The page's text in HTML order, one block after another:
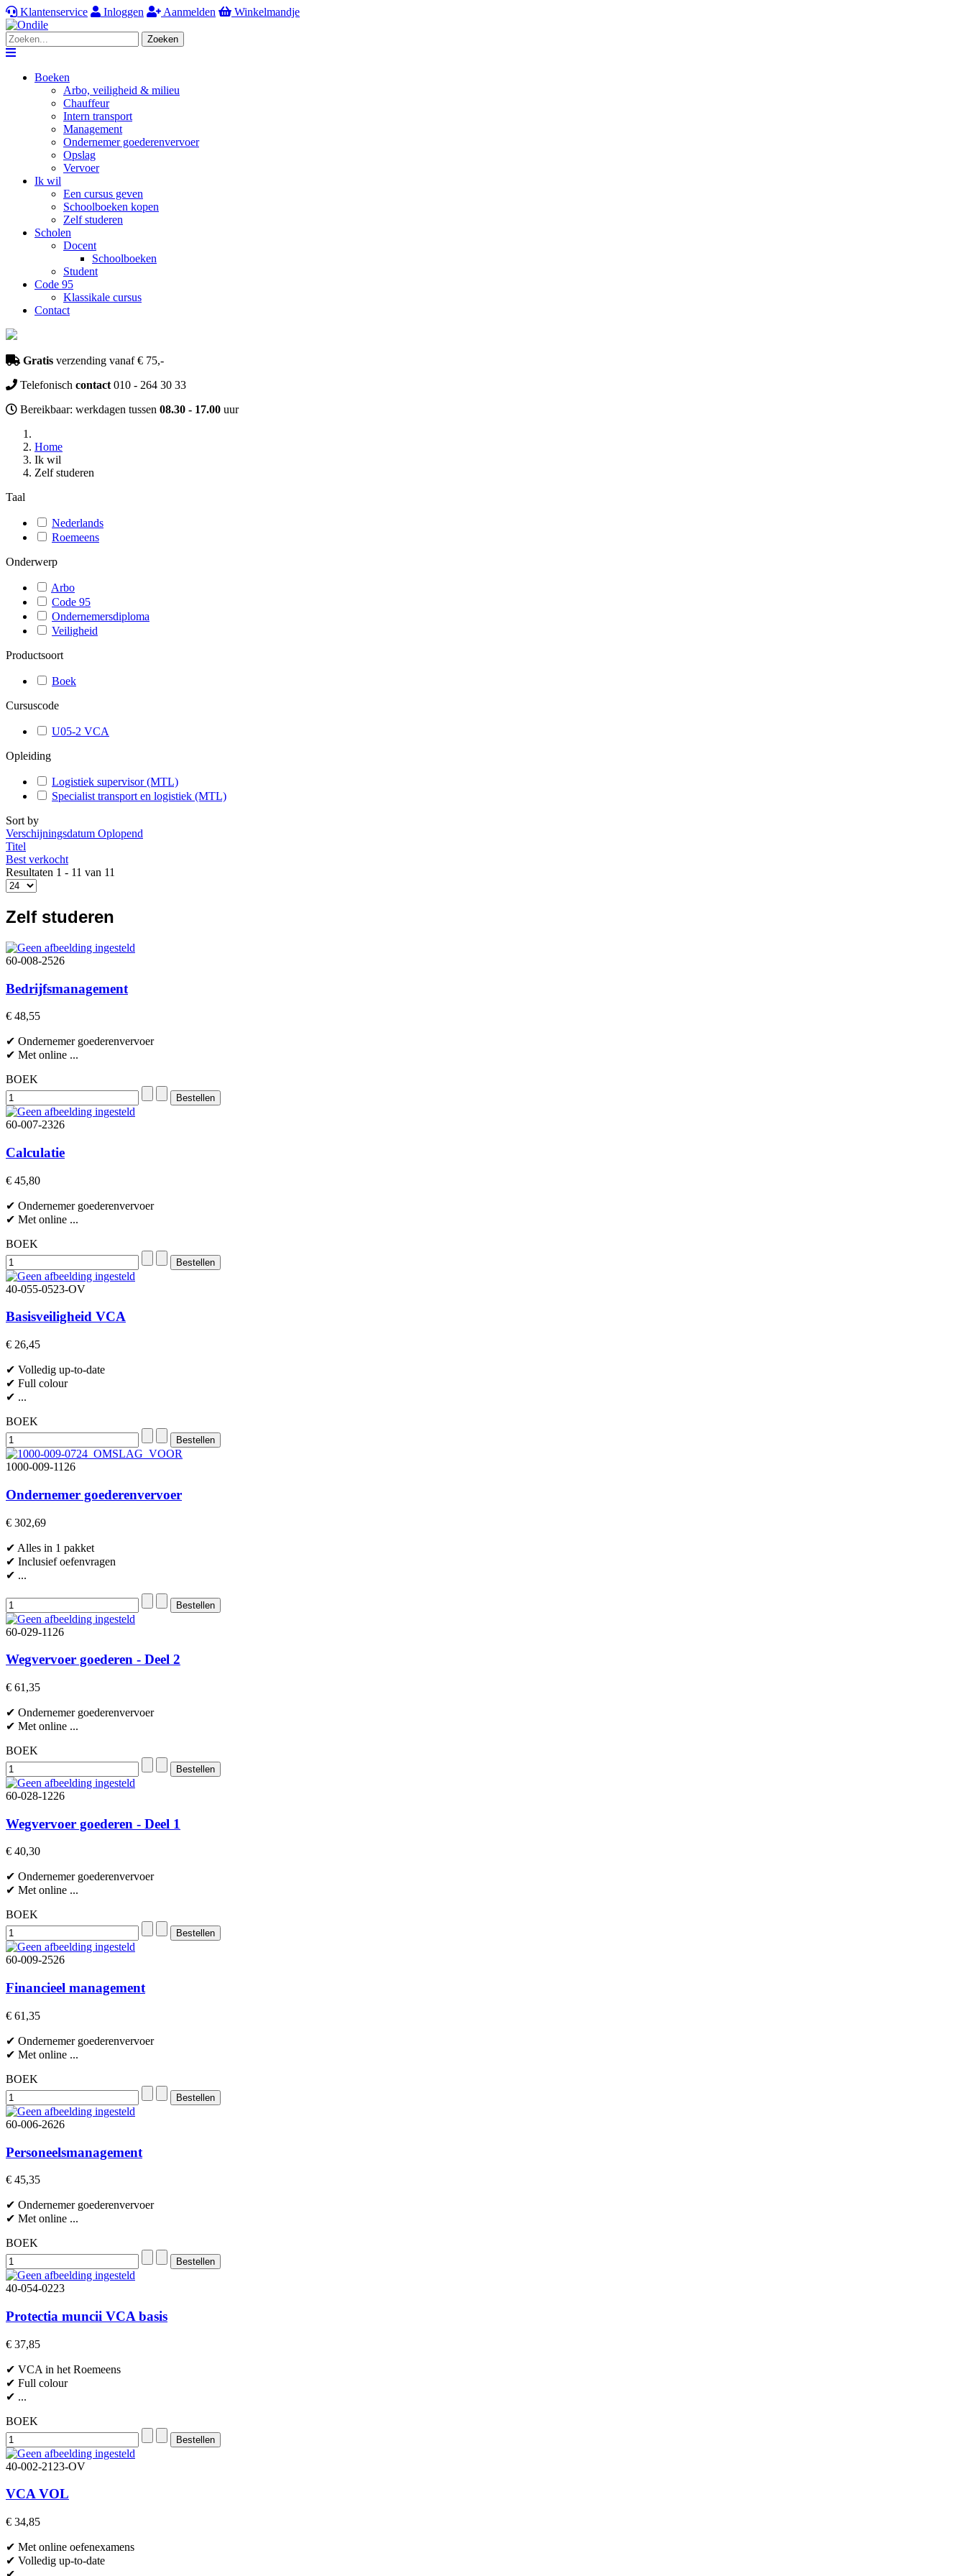
Klantenservice Inloggen Aanmelden Winkelmandje
Zoeken
Navigation
Boeken
Arbo, veiligheid & milieu
Chauffeur
Intern transport
Management
Ondernemer goederenvervoer
Opslag
Vervoer
Ik wil
Een cursus geven
Schoolboeken kopen
Zelf studeren
Scholen
Docent
Schoolboeken
Student
Code 95
Klassikale cursus
Contact
Gratis verzending vanaf € 75,-
Telefonisch contact 010 - 264 30 33
Bereikbaar: werkdagen tussen 08.30 - 17.00 uur
Home
Ik wil
Zelf studeren
Taal
Nederlands
Roemeens
Onderwerp
Arbo
Code 95
Ondernemersdiploma
Veiligheid
Productsoort
Boek
Cursuscode
U05-2 VCA
Opleiding
Logistiek supervisor (MTL)
Specialist transport en logistiek (MTL)
Sort by
Verschijningsdatum Oplopend
Titel
Best verkocht
Resultaten 1 - 11 van 11
Zelf studeren
60-008-2526
Bedrijfsmanagement
€ 48,55
✔ Ondernemer goederenvervoer
✔ Met online ...
BOEK
60-007-2326
Calculatie
€ 45,80
✔ Ondernemer goederenvervoer
✔ Met online ...
BOEK
40-055-0523-OV
Basisveiligheid VCA
€ 26,45
✔ Volledig up-to-date
✔ Full colour
✔ ...
BOEK
1000-009-1126
Ondernemer goederenvervoer
€ 302,69
✔ Alles in 1 pakket
✔ Inclusief oefenvragen
✔ ...
60-029-1126
Wegvervoer goederen - Deel 2
€ 61,35
✔ Ondernemer goederenvervoer
✔ Met online ...
BOEK
60-028-1226
Wegvervoer goederen - Deel 1
€ 40,30
✔ Ondernemer goederenvervoer
✔ Met online ...
BOEK
60-009-2526
Financieel management
€ 61,35
✔ Ondernemer goederenvervoer
✔ Met online ...
BOEK
60-006-2626
Personeelsmanagement
€ 45,35
✔ Ondernemer goederenvervoer
✔ Met online ...
BOEK
40-054-0223
Protectia muncii VCA basis
€ 37,85
✔ VCA in het Roemeens
✔ Full colour
✔ ...
BOEK
40-002-2123-OV
VCA VOL
€ 34,85
✔ Met online oefenexamens
✔ Volledig up-to-date